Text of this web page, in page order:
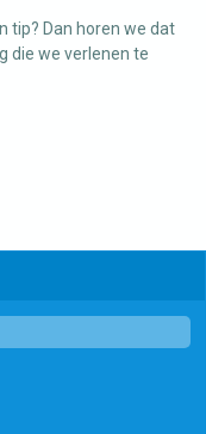
tip? Dan horen we dat
die we verlenen te